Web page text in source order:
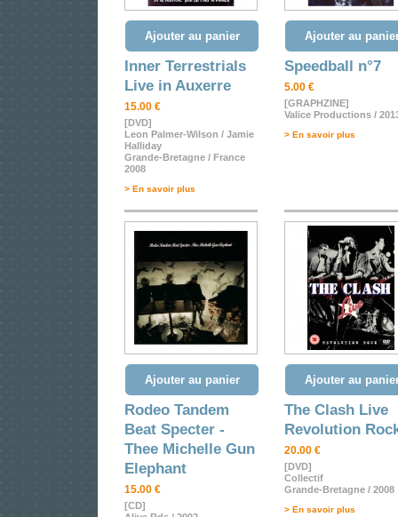
Ajouter au panier
Inner Terrestrials
Live in Auxerre
15.00 €
[DVD]
Leon Palmer-Wilson / Jamie
Halliday
Grande-Bretagne / France
2008
> En savoir plus
Ajouter au
Speedball n°7
5.00 €
[GRAPHZINE]
Valice Productions /
> En savoir plus
Ajouter au panier
Rodeo Tandem
Beat Specter -
Thee Michelle Gun
Elephant
15.00 €
[CD]
Ajouter au
The Clash Live
Revolution
20.00 €
[DVD]
Collectif
Grande-Bretagne / 2008
> En savoir plus